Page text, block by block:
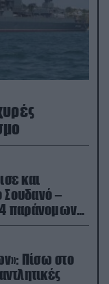
και
Σουδανό –
παράνομων
Πίσω στο